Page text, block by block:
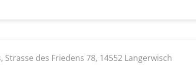
Strasse des Friedens 78, 14552 Langerwisch